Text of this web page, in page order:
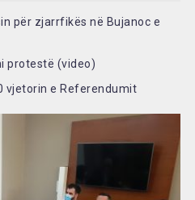
për zjarrfikës në Bujanoc e
protestë (video)
vjetorin e Referendumit